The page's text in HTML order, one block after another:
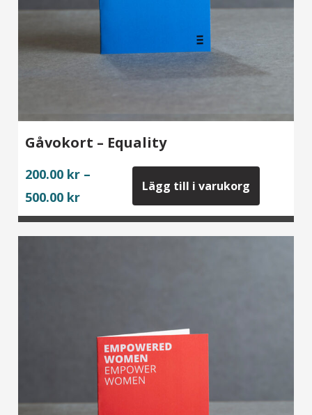
Gåvokort – Equality
200.00 kr –
500.00 krPrice
200.00 kr
500.00 kr
Lägg till i varukorg